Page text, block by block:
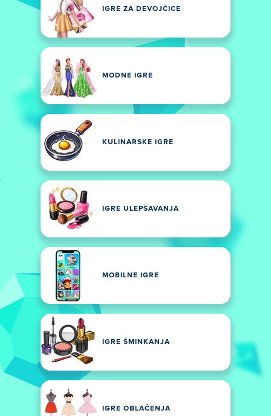
IGRE ZA DEVOJČICE
MODNE IGRE
KULINARSKE IGRE
IGRE ULEPŠAVANJA
MOBILNE IGRE
IGRE ŠMINKANJA
IGRE OBLAČENJA